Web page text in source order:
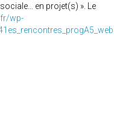
en projet(s) ». Le
wp-